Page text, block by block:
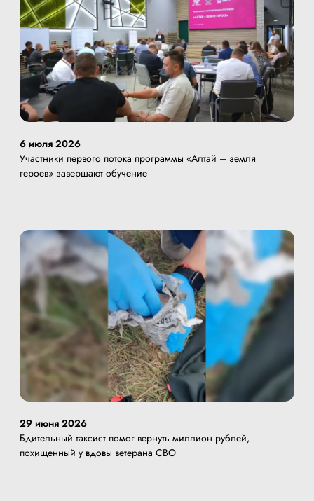
6 июля 2026
Участники первого потока программы «Алтай – земля
героев» завершают обучение
29 июня 2026
Бдительный таксист помог вернуть миллион рублей,
похищенный у вдовы ветерана СВО